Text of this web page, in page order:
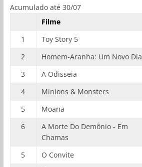
Acumulado até 30/07
Filme
1
Toy Story 5
2
Homem-Aranha: Um Novo Dia
3
A Odisseia
4
Minions & Monsters
5
Moana
6
A Morte Do Demônio - Em
Chamas
5 O Convite